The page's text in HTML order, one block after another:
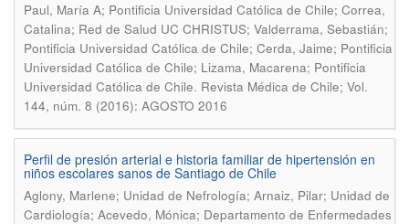
Paul, María A; Pontificia Universidad Católica de Chile; Correa,
Catalina; Red de Salud UC CHRISTUS; Valderrama, Sebastián;
Pontificia Universidad Católica de Chile; Cerda, Jaime; Pontificia
Universidad Católica de Chile; Lizama, Macarena; Pontificia
Universidad Católica de Chile. Revista Médica de Chile; Vol.
144, núm. 8 (2016): AGOSTO 2016
Perfil de presión arterial e historia familiar de hipertensión en
niños escolares sanos de Santiago de Chile
Aglony, Marlene; Unidad de Nefrología; Arnaiz, Pilar; Unidad de
Cardiología; Acevedo, Mónica; Departamento de Enfermedades